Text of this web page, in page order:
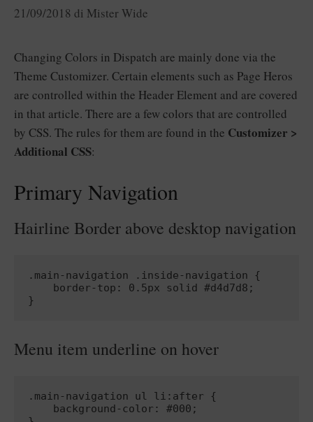
21/09/2018 di Mister Wide
Changing Colors in Dispatch are mainly done via the
Theme Customizer. Certain elements such as Page Heros
are controlled within the Header Element and are covered
in that article. There are a few colors that are controlled
by CSS. The rules for them are found in the Customizer >
Additional CSS:
Primary Navigation
Hairline Border above desktop navigation
.main-navigation .inside-navigation {
    border-top: 0.5px solid #d4d7d8;
Menu item underline on hover
.main-navigation ul li:after {
    background-color: #000;